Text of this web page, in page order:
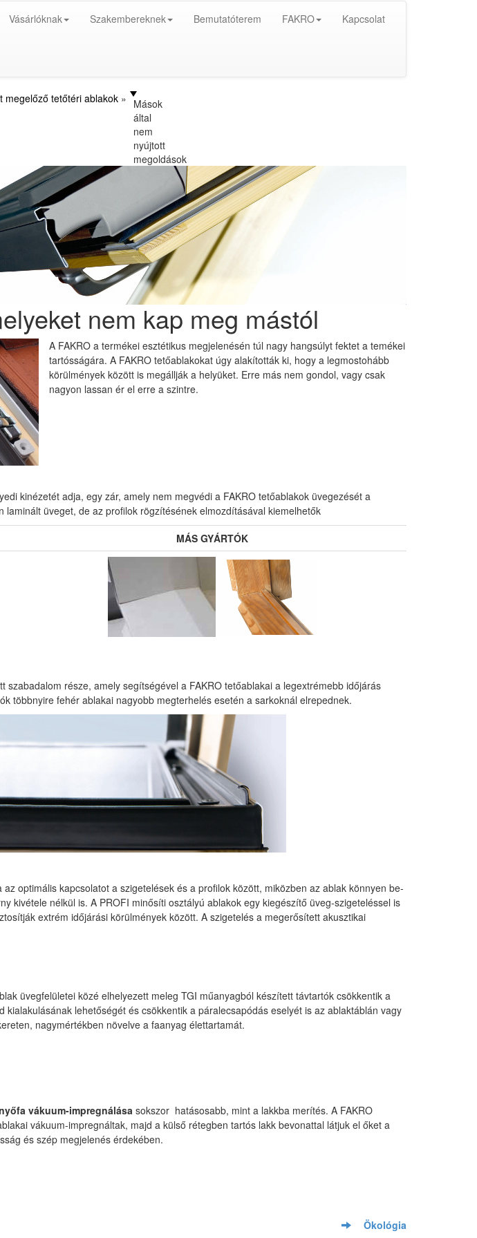
Vásárlóknak Szakembereknek Bemutatóterem FAKRO Kapcsolat
megelőző tetőtéri ablakok
Mások
által
nem
nyújtott
megoldások
nem kap meg mástól
A FAKRO a termékei esztétikus megjelenésén túl nagy hangsúlyt fektet a temékei
tartósságára. A FAKRO tetőablakokat úgy alakították ki, hogy a legmostohább
körülmények között is megállják a helyüket. Erre más nem gondol, vagy csak
nagyon lassan ér el erre a szintre.
kinézetét adja, egy zár, amely nem megvédi a FAKRO tetőablakok üvegezését a
laminált üveget, de az profilok rögzítésének elmozdításával kiemelhetők
MÁS GYÁRTÓK
szabadalom része, amely segítségével a FAKRO tetőablakai a legextrémebb időjárás
többnyire fehér ablakai nagyobb megterhelés esetén a sarkoknál elrepednek.
optimális kapcsolatot a szigetelések és a profilok között, miközben az ablak könnyen be-
kivétele nélkül is. A PROFI minősíti osztályú ablakok egy kiegészítő üveg-szigeteléssel is
extrém időjárási körülmények között. A szigetelés a megerősített akusztikai
üvegfelületei közé elhelyezett meleg TGI műanyagból készített távtartók csökkentik a
kialakulásának lehetőségét és csökkentik a páralecsapódás eselyét is az ablaktáblán vagy
nagymértékben növelve a faanyag élettartamát.
vákuum-impregnálása sokszor hatásosabb, mint a lakkba merítés. A FAKRO
vákuum-impregnáltak, majd a külső rétegben tartós lakk bevonattal látjuk el őket a
és szép megjelenés érdekében.
Ökológia